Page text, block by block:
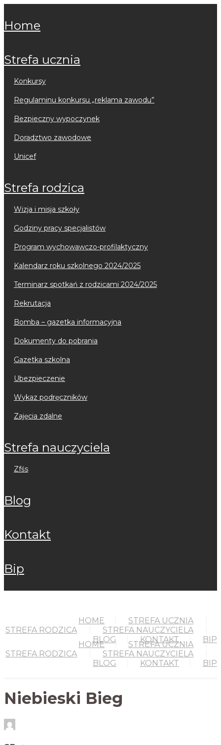
home
strefa ucznia
konkursy
regulaminu konkursu „reklama zawodu”
bezpieczny wypoczynek
doradztwo zawodowe
unicef
strefa rodzica
wizja i misja szkoły
godziny pracy specjalistów
program wychowawczo-profilaktyczny
kalendarz roku szkolnego 2024/2025
terminarz spotkań z rodzicami 2024/2025
rekrutacja
bomba – gazetka informacyjna
dokumenty do pobrania
gazetka szkolna
ubezpieczenie
wykaz podręczników
zajęcia zdalne
strefa nauczyciela
zfśs
blog
kontakt
bip
HOME
STREFA UCZNIA
STREFA RODZICA
STREFA NAUCZYCIELA
BLOG
KONTAKT BIP
HOME
STREFA UCZNIA
STREFA RODZICA
STREFA NAUCZYCIELA
BLOG
KONTAKT BIP
Niebieski Bieg